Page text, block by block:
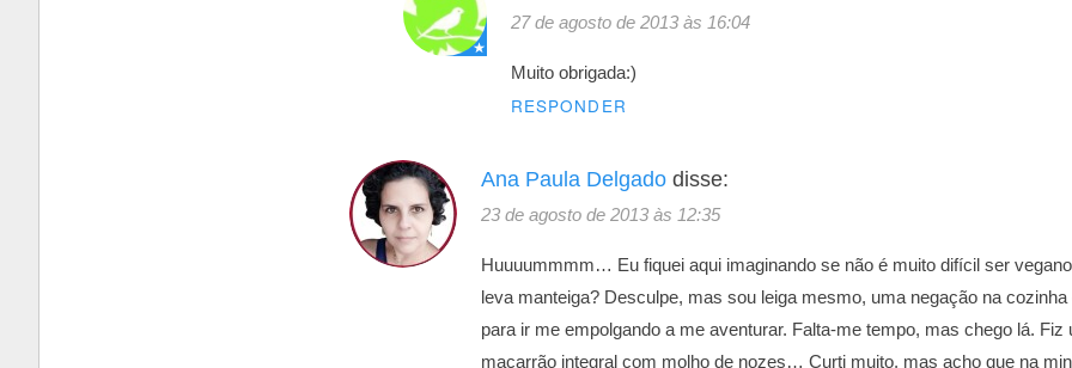
27 de agosto de 2013 às 16:04
Muito obrigada:)
RESPONDER
Ana Paula Delgado disse:
23 de agosto de 2013 às 12:35
Huuuummmm… Eu fiquei aqui imaginando se não é muito difícil ser
leva manteiga? Desculpe, mas sou leiga mesmo, uma negação na cozinha
para ir me empolgando a me aventurar. Falta-me tempo, mas chego lá. Fiz
macarrão integral com molho de nozes… Curti muito, mas acho que na